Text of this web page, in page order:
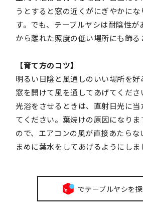
うとすると窓の近くがにぎやかに
す。でも、テーブルヤシは耐陰性が
から離れた照度の低い場所にも飾る
【育て方のコツ】
明るい日陰と風通しのいい場所を好
窓を開けて風を通してあげてくださ
光浴をさせるときは、直射日光に当
てください。葉焼けの原因になりま
ので、エアコンの風が直接あたらな
まめに葉水をしてあげるようにしま
でテーブルヤシを